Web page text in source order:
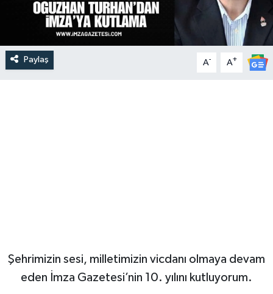
Paylaş A- A+
Şehrimizin sesi, milletimizin vicdanı olmaya devam
eden İmza Gazetesi’nin 10. yılını kutluyorum.